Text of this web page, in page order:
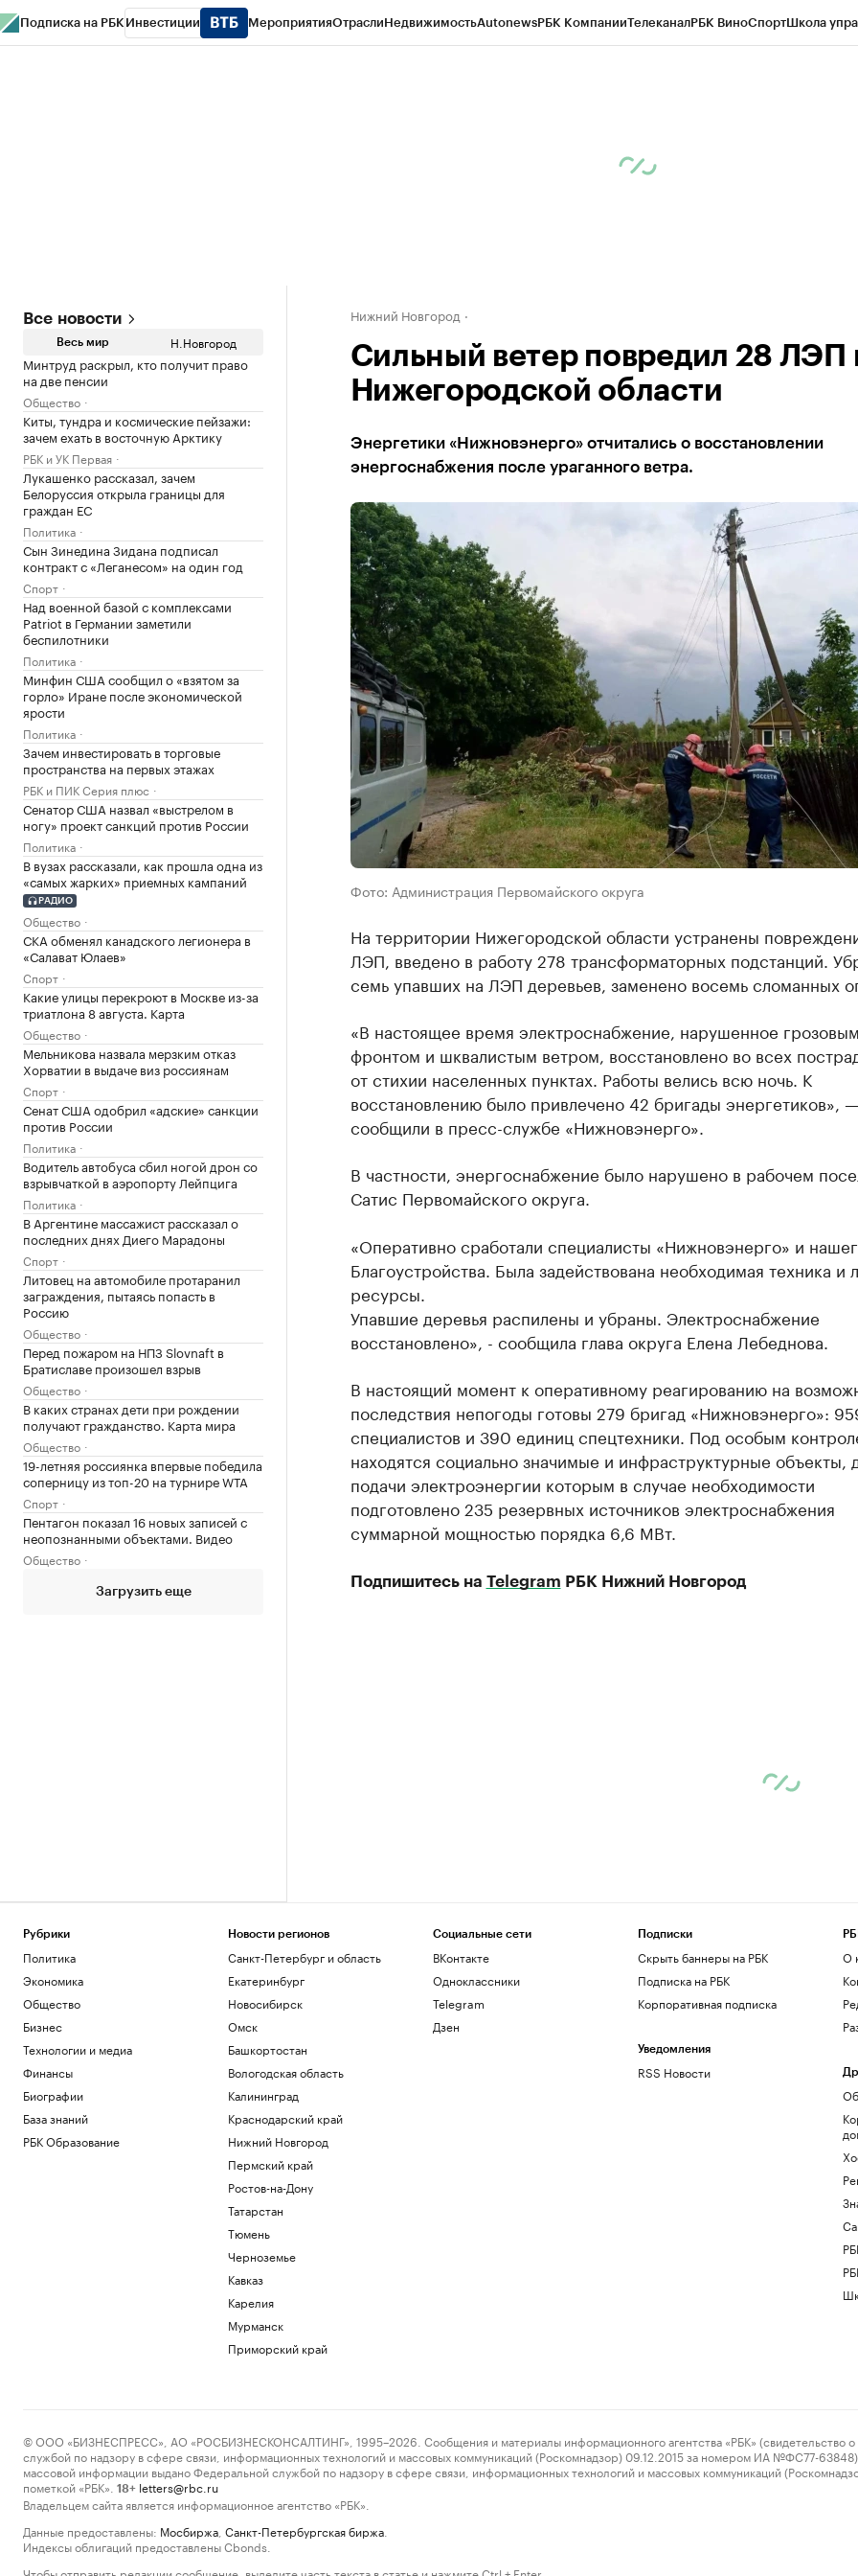
Подписка на РБК Инвестиции МероприятияОтраслиНедвижимостьAutonewsРБК КомпанииТелеканалРБК ВиноСпортШкола
Все новости
Весь мир Н.Новгород
Минтруд раскрыл, кто получит право
на две пенсии
Общество
Киты, тундра и космические пейзажи:
зачем ехать в восточную Арктику
РБК и УК Первая
Лукашенко рассказал, зачем
Белоруссия открыла границы для
граждан ЕС
Политика
Сын Зинедина Зидана подписал
контракт с «Леганесом» на один год
Спорт
Над военной базой с комплексами
Patriot в Германии заметили
беспилотники
Политика
Минфин США сообщил о «взятом за
горло» Иране после экономической
ярости
Политика
Зачем инвестировать в торговые
пространства на первых этажах
РБК и ПИК Серия плюс
Сенатор США назвал «выстрелом в
ногу» проект санкций против России
Политика
В вузах рассказали, как прошла одна из
«самых жарких» приемных кампаний
РАДИО
Общество
СКА обменял канадского легионера в
«Салават Юлаев»
Спорт
Какие улицы перекроют в Москве из-за
триатлона 8 августа. Карта
Общество
Мельникова назвала мерзким отказ
Хорватии в выдаче виз россиянам
Спорт
Сенат США одобрил «адские» санкции
против России
Политика
Водитель автобуса сбил ногой дрон со
взрывчаткой в аэропорту Лейпцига
Политика
В Аргентине массажист рассказал о
последних днях Диего Марадоны
Спорт
Литовец на автомобиле протаранил
заграждения, пытаясь попасть в
Россию
Общество
Перед пожаром на НПЗ Slovnaft в
Братиславе произошел взрыв
Общество
В каких странах дети при рождении
получают гражданство. Карта мира
Общество
19-летняя россиянка впервые победила
соперницу из топ-20 на турнире WTA
Спорт
Пентагон показал 16 новых записей с
неопознанными объектами. Видео
Общество
Загрузить еще
Нижний Новгород
Сильный ветер повредил 28 ЛЭП
Нижегородской области
Энергетики «Нижновэнерго» отчитались о восстановлении
энергоснабжения после ураганного ветра.
Фото: Администрация Первомайского округа
На территории Нижегородской области устранены
ЛЭП, введено в работу 278 трансформаторных подстанций.
семь упавших на ЛЭП деревьев, заменено восемь сломанных
«В настоящее время электроснабжение, нарушенное грозовым
фронтом и шквалистым ветром, восстановлено во всех
от стихии населенных пунктах. Работы велись всю ночь. К
восстановлению было привлечено 42 бригады энергетиков», —
сообщили в пресс-службе «Нижновэнерго».
В частности, энергоснабжение было нарушено в рабочем
Сатис Первомайского округа.
«Оперативно сработали специалисты «Нижновэнерго» и
Благоустройства. Была задействована необходимая техника и
ресурсы.
Упавшие деревья распилены и убраны. Электроснабжение
восстановлено», - сообщила глава округа Елена Лебеднова.
В настоящий момент к оперативному реагированию на
последствия непогоды готовы 279 бригад «Нижновэнерго»:
специалистов и 390 единиц спецтехники. Под особым
находятся социально значимые и инфраструктурные объекты,
подачи электроэнергии которым в случае необходимости
подготовлено 235 резервных источников электроснабжения
суммарной мощностью порядка 6,6 МВт.
Подпишитесь на Telegram РБК Нижний Новгород
Рубрики
Политика
Экономика
Общество
Бизнес
Технологии и медиа
Финансы
Биографии
База знаний
РБК Образование
Новости регионов
Санкт-Петербург и область
Екатеринбург
Новосибирск
Омск
Башкортостан
Вологодская область
Калининград
Краснодарский край
Нижний Новгород
Пермский край
Ростов-на-Дону
Татарстан
Тюмень
Черноземье
Кавказ
Карелия
Мурманск
Приморский край
Социальные сети
ВКонтакте
Одноклассники
Telegram
Дзен
Подписки
Скрыть баннеры на РБК
Подписка на РБК
Корпоративная подписка
Уведомления
RSS Новости
О
© ООО «БИЗНЕСПРЕСС», АО «РОСБИЗНЕСКОНСАЛТИНГ», 1995–2026. Сообщения и материалы информационного агентства «РБК» (свидетельство о
службой по надзору в сфере связи, информационных технологий и массовых коммуникаций (Роскомнадзор) 09.12.2015 за номером ИА №ФС77-63848)
массовой информации выдано Федеральной службой по надзору в сфере связи, информационных технологий и массовых коммуникаций
пометкой «РБК».
18+ letters@rbc.ru
Владельцем сайта является информационное агентство «РБК».
Данные предоставлены: Мосбиржа Санкт-Петербургская биржа
Индексы облигаций предоставлены Cbonds.